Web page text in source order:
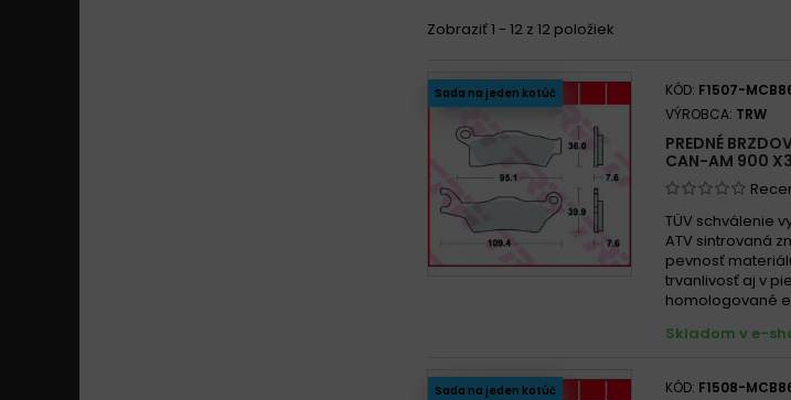
Zobraziť 1 - 12 z 12 položiek
Sada na jeden kotúč KÓD: F1507-
VÝROBCA: TRW
PREDNÉ
CAN-AM 900
TÜV schválenie
ATV sintrovaná
pevnosť
trvanlivosť aj v
homologované
Skladom v e-
Sada na jeden kotúč KÓD: F1508-